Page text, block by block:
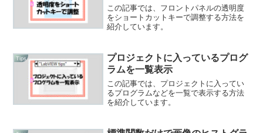
この記事では、フロントパネルの透明度
をショートカットキーで調整する方法を
紹介しています。
Tips
プロジェクトに入っているプログ
ラムを一覧表示
この記事では、プロジェクトに入ってい
るプログラムなどを一覧で表示する方法
を紹介しています。